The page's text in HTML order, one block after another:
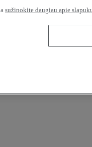
sužinokite daugiau apie